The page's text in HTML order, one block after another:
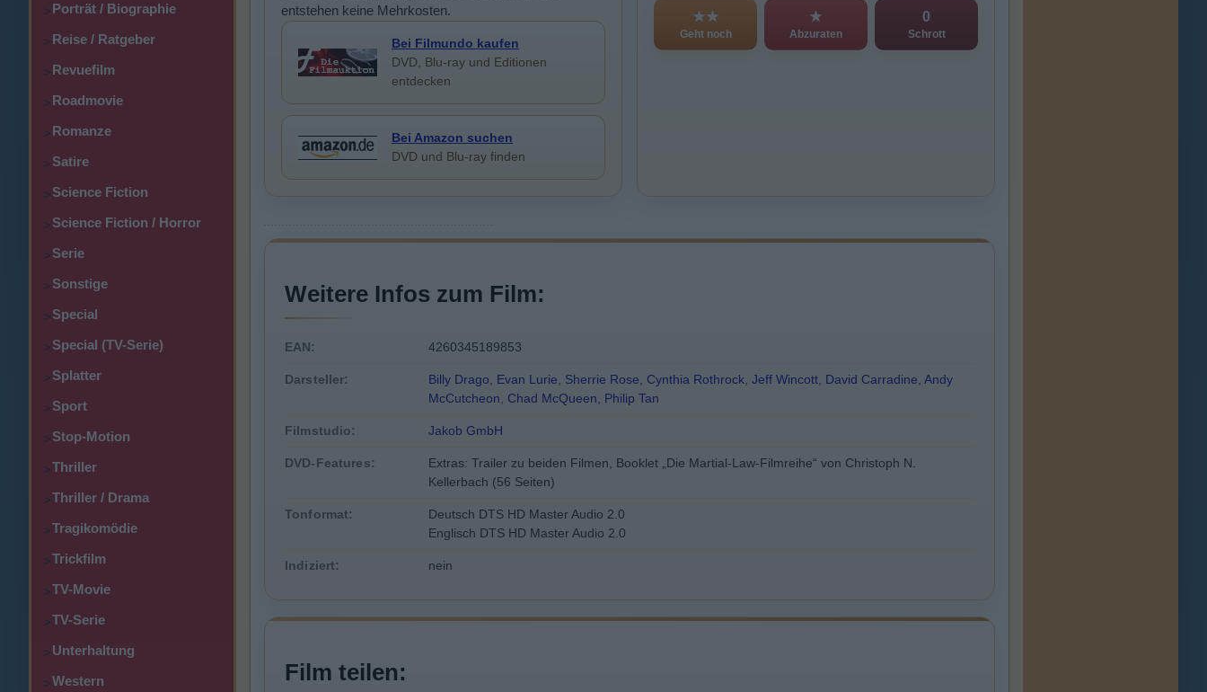
>Porträt / Biographie
>Reise / Ratgeber
>Revuefilm
>Roadmovie
>Romanze
>Satire
>Science Fiction
>Science Fiction / Horror
>Serie
>Sonstige
>Special
>Special (TV-Serie)
>Splatter
>Sport
>Stop-Motion
>Thriller
>Thriller / Drama
>Tragikomödie
>Trickfilm
>TV-Movie
>TV-Serie
>Unterhaltung
>Western
entstehen keine Mehrkosten.
Bei Filmundo kaufen
DVD, Blu-ray und Editionen
entdecken
Bei Amazon suchen
DVD und Blu-ray finden
★★
Geht noch
★
Abzuraten
0
Schrott
Weitere Infos zum Film:
EAN: 4260345189853
Darsteller: Billy Drago Evan Lurie Sherrie Rose Cynthia Rothrock Jeff Wincott David Carradine Andy
McCutcheon
Chad McQueen Philip Tan
Filmstudio: Jakob GmbH
DVD-Features:
Extras: Trailer zu beiden Filmen, Booklet „Die Martial-Law-Filmreihe“ von Christoph N.
Kellerbach (56 Seiten)
Tonformat:
Deutsch DTS HD Master Audio 2.0
Englisch DTS HD Master Audio 2.0
Indiziert: nein
Film teilen: